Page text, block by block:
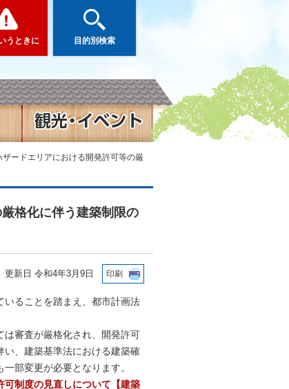
うときに 目的別検索
ードエリアにおける開発許可等の厳
格化に伴う建築制限の
新日 令和4年3月9日 印刷
ることを踏まえ、都市計画法
審査が厳格化され、開発許可
い、建築基準法における建築確
部変更が必要となります。
可制度の見直しについて【建築